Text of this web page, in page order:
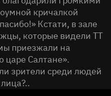
кричалкой
Кстати, в зале
которые видели ТТ
приезжали на
царе Салтане».
зрители среди людей